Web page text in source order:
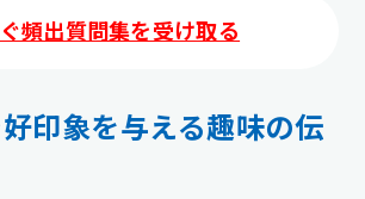
頻出質問集を受け取る
印象を与える趣味の伝